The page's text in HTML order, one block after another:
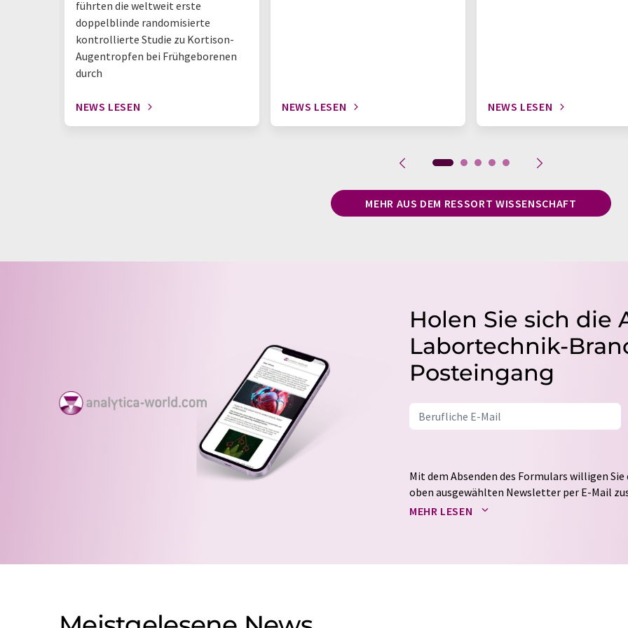
führten die weltweit erste
doppelblinde randomisierte
kontrollierte Studie zu Kortison-
Augentropfen bei Frühgeborenen
durch
NEWS LESEN NEWS LESEN NEWS LESEN
MEHR AUS DEM RESSORT WISSENSCHAFT
Holen Sie sich die
Labortechnik-
Posteingang
Mit dem Absenden des Formulars willigen Sie
oben ausgewählten Newsletter per E-Mail
weitergegeben. Die Speicherung und
MEHR LESEN